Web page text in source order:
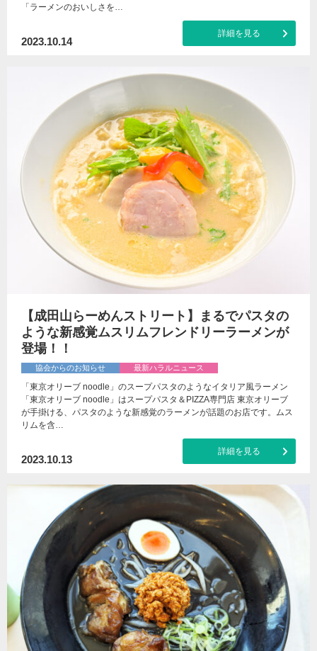
「ラーメンのおいしさを…
2023.10.14
詳細を見る
【成田山らーめんストリート】まるでパスタの
ような新感覚ムスリムフレンドリーラーメンが
登場！！
協会からのお知らせ 最新ハラルニュース
「東京オリーブ noodle」のスープパスタのようなイタリア風ラーメン
「東京オリーブ noodle」はスープパスタ＆PIZZA専門店 東京オリーブ
が手掛ける、パスタのような新感覚のラーメンが話題のお店です。ムス
リムを含…
2023.10.13
詳細を見る